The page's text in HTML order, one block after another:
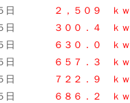
日
２，５０９ ｋｗ
日
３００．４ ｋｗ
日
６３０．０ ｋｗ
日
６５７．３ ｋｗ
日
７２２．９ ｋｗ
日
６８６．２ ｋ ｗ